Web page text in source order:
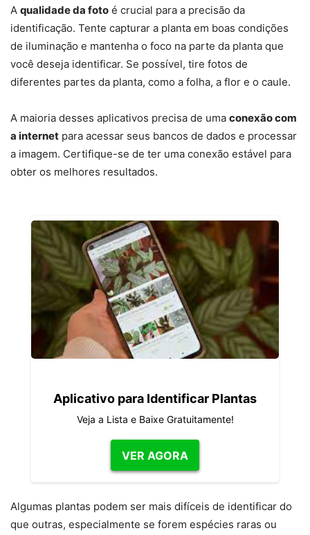
A qualidade da foto é crucial para a precisão da
identificação. Tente capturar a planta em boas condições
de iluminação e mantenha o foco na parte da planta que
você deseja identificar. Se possível, tire fotos de
diferentes partes da planta, como a folha, a flor e o caule.
A maioria desses aplicativos precisa de uma conexão com
a internet para acessar seus bancos de dados e processar
a imagem. Certifique-se de ter uma conexão estável para
obter os melhores resultados.
Aplicativo para Identificar Plantas
Veja a Lista e Baixe Gratuitamente!
VER AGORA
Algumas plantas podem ser mais difíceis de identificar do
que outras, especialmente se forem espécies raras ou